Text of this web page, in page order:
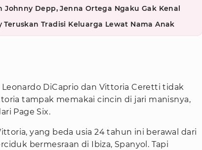
Johnny Depp, Jenna Ortega Ngaku Gak Kenal
Tradisi Keluarga Lewat Nama Anak
DiCaprio dan Vittoria Ceretti tidak
tampak memakai cincin di jari manisnya,
Page Six.
yang beda usia 24 tahun ini berawal dari
bermesraan di Ibiza, Spanyol. Tapi